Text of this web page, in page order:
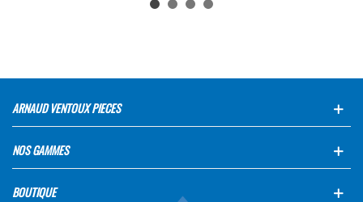
ARNAUD VENTOUX PIECES
NOS GAMMES
BOUTIQUE